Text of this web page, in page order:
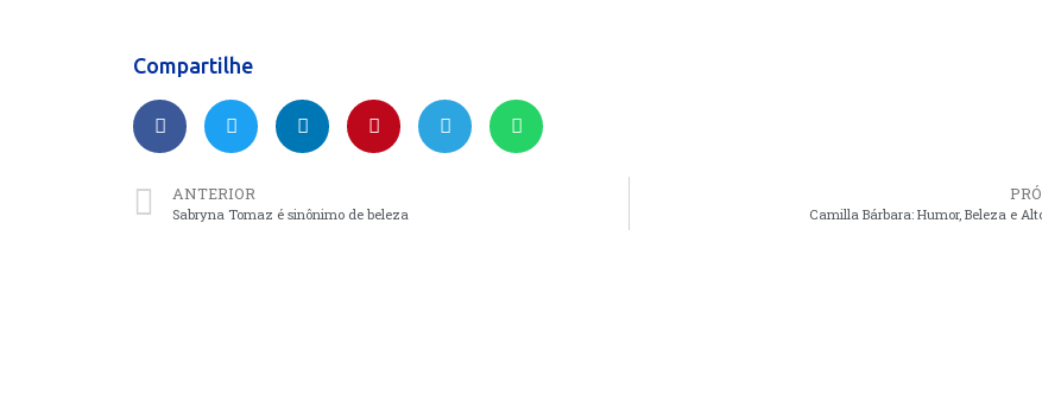
Compartilhe
ANTERIOR
Sabryna Tomaz é sinônimo de beleza Camilla Bárbara: Humor, Beleza e